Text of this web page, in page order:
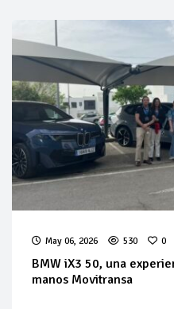
May 06, 2026 530 0
BMW iX3 50, una
manos Movitransa